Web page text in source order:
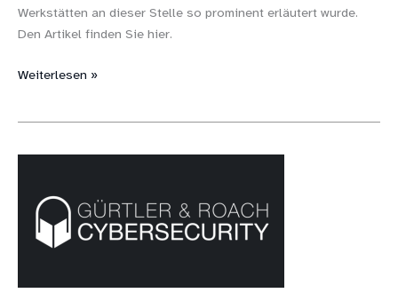
Werkstätten an dieser Stelle so prominent erläutert wurde.
Den Artikel finden Sie hier.
Weiterlesen »
Security